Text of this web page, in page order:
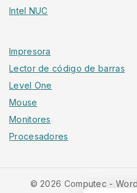
Intel NUC
Impresora
Lector de código de barras
Level One
Mouse
Monitores
Procesadores
© 2026 Computec -